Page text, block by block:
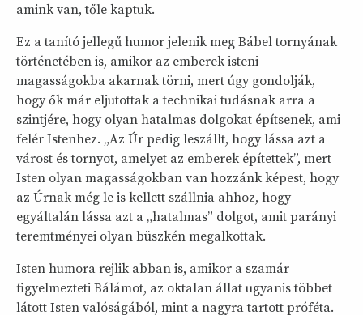
amink van, tőle kaptuk.
Ez a tanító jellegű humor jelenik meg Bábel tornyának
történetében is, amikor az emberek isteni
magasságokba akarnak törni, mert úgy gondolják,
hogy ők már eljutottak a technikai tudásnak arra a
szintjére, hogy olyan hatalmas dolgokat építsenek, ami
felér Istenhez. „Az Úr pedig leszállt, hogy lássa azt a
várost és tornyot, amelyet az emberek építettek”, mert
Isten olyan magasságokban van hozzánk képest, hogy
az Úrnak még le is kellett szállnia ahhoz, hogy
egyáltalán lássa azt a „hatalmas” dolgot, amit parányi
teremtményei olyan büszkén megalkottak.
Isten humora rejlik abban is, amikor a szamár
figyelmezteti Bálámot, az oktalan állat ugyanis többet
látott Isten valóságából, mint a nagyra tartott próféta.